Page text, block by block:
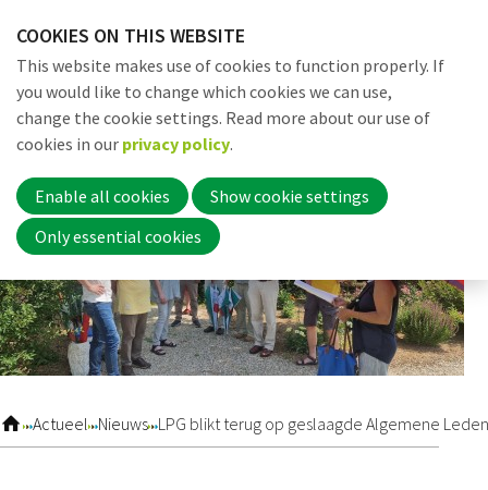
links
Jump
to
navigation
to
main
content
Actueel Nieuws LPG blikt terug op geslaagde Algemene
Home
COOKIES ON THIS WEBSITE
This website makes use of cookies to function properly. If
you would like to change which cookies we can use,
change the cookie settings. Read more about our use of
cookies in our privacy policy.
Enable all cookies
Show cookie settings
Only essential cookies